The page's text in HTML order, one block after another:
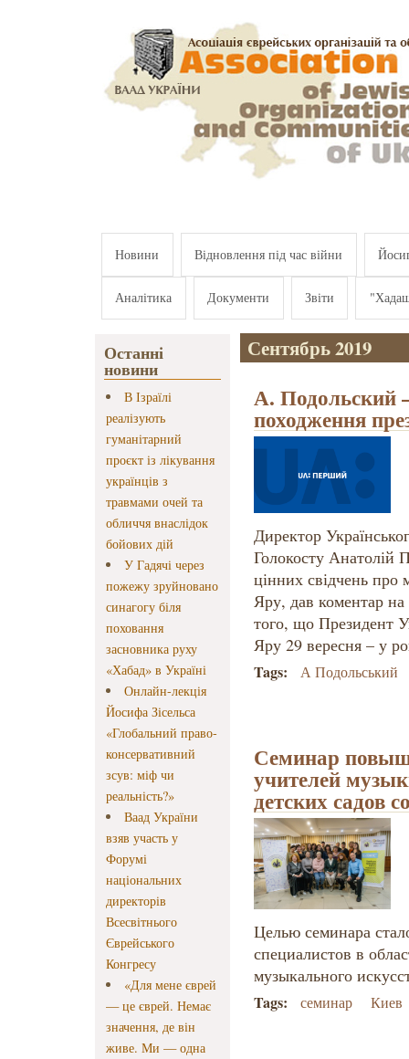
Новини Відновлення під час війни
Аналітика Документи Звіти
Останні
новини
В Ізраїлі
реалізують
гуманітарний
проєкт із лікування
українців з
травмами очей та
обличчя внаслідок
бойових дій
У Гадячі через
пожежу зруйновано
синагогу біля
поховання
засновника руху
«Хабад» в Україні
Онлайн-лекція
Йосифа Зісельса
«Глобальний право-
консервативний
зсув: міф чи
реальність?»
Ваад України
взяв участь у
Форумі
національних
директорів
Всесвітнього
Єврейського
Конгресу
«Для мене єврей
— це єврей. Немає
значення, де він
живе. Ми — одна
Сентябрь 2019
А. Подольский
походження
Директор
Голокосту Анатолій
цінних свідчень про
Яру, дав коментар
того, що Президент
Яру 29 вересня – у
Tags: А Подольський
Семинар
учителей
детских садов
Целью семинара
специалистов в
музыкального
Tags: семинар Киев